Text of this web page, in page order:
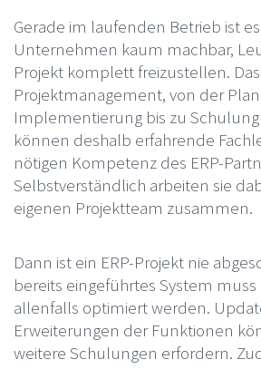
Gerade im laufenden Betrieb ist
Unternehmen kaum machbar,
Projekt komplett freizustellen. Das
Projektmanagement, von der
Implementierung bis zu Schulung
können deshalb erfahrende
nötigen Kompetenz des ERP-
Selbstverständlich arbeiten sie
eigenen Projektteam zusammen.
Dann ist ein ERP-Projekt nie
bereits eingeführtes System
allenfalls optimiert werden.
Erweiterungen der Funktionen
weitere Schulungen erfordern.